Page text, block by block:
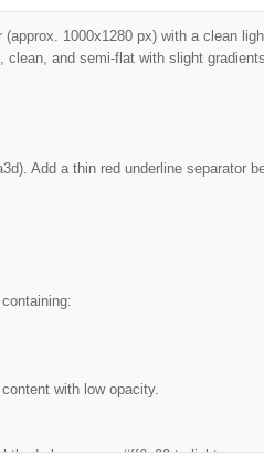
1000x1280 px) with a clean
and semi-flat with slight
Add a thin red underline separator
with low opacity.